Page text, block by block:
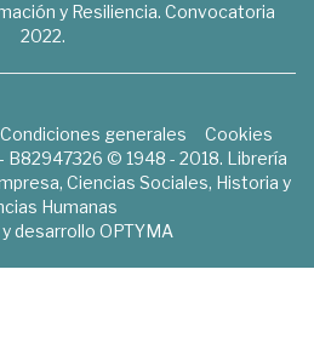
y Resiliencia. Convocatoria
2022.
Condiciones generales
Cookies
B82947326 © 1948 - 2018. Librería
Ciencias Sociales, Historia y
Humanas
desarrollo OPTYMA